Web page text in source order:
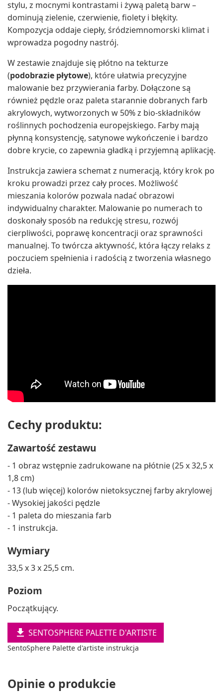
stylu, z mocnymi kontrastami i żywą paletą barw –
dominują zielenie, czerwienie, fiolety i błękity.
Kompozycja oddaje ciepły, śródziemnomorski klimat i
wprowadza pogodny nastrój.
W zestawie znajduje się płótno na tekturze
(podobrazie płytowe), które ułatwia precyzyjne
malowanie bez przywierania farby. Dołączone są
również pędzle oraz paleta starannie dobranych farb
akrylowych, wytworzonych w 50% z bio-składników
roślinnych pochodzenia europejskiego. Farby mają
płynną konsystencję, satynowe wykończenie i bardzo
dobre krycie, co zapewnia gładką i przyjemną aplikację.
Instrukcja zawiera schemat z numeracją, który krok po
kroku prowadzi przez cały proces. Możliwość
mieszania kolorów pozwala nadać obrazowi
indywidualny charakter. Malowanie po numerach to
doskonały sposób na redukcję stresu, rozwój
cierpliwości, poprawę koncentracji oraz sprawności
manualnej. To twórcza aktywność, która łączy relaks z
poczuciem spełnienia i radością z tworzenia własnego
dzieła.
Cechy produktu:
Zawartość zestawu
- 1 obraz wstępnie zadrukowane na płótnie (25 x 32,5 x
1,8 cm)
- 13 (lub więcej) kolorów nietoksycznej farby akrylowej
- Wysokiej jakości pędzle
- 1 paleta do mieszania farb
- 1 instrukcja.
Wymiary
33,5 x 3 x 25,5 cm.
Poziom
Początkujący.
 SENTOSPHERE PALETTE D'ARTISTE
SentoSphere Palette d'artiste instrukcja
Opinie o produkcie